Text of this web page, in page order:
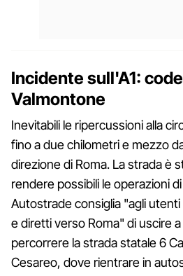
Incidente sull'A1:
Valmontone
Inevitabili le ripercussioni alla
fino a due chilometri e mezzo
direzione di Roma. La strada è
rendere possibili le operazioni
Autostrade consiglia "agli
e diretti verso Roma" di uscire
percorrere la strada statale 6
Cesareo, dove rientrare in